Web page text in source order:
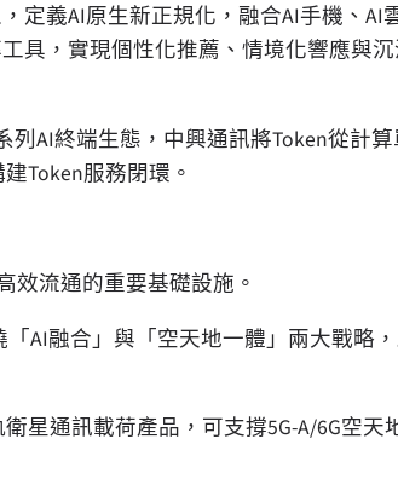
定義AI原生新正規化，融合AI手機、AI
具，實現個性化推薦、情境化響應與
列AI終端生態，中興通訊將Token從計
Token服務閉環。
效流通的重要基礎設施。
AI融合」與「空天地一體」兩大戰略
星通訊載荷產品，可支撐5G-A/6G空天